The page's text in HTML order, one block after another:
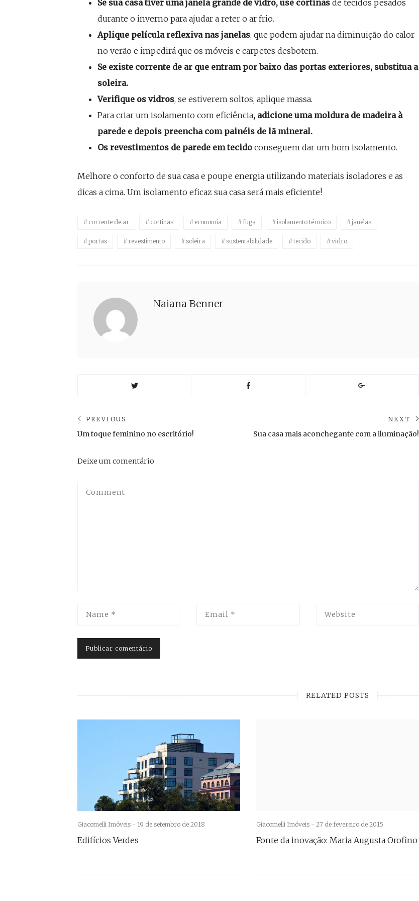
Se sua casa tiver uma janela grande de vidro, use cortinas de tecidos pesados
durante o inverno para ajudar a reter o ar frio.
Aplique película reflexiva nas janelas, que podem ajudar na diminuição do calor
no verão e impedirá que os móveis e carpetes desbotem.
Se existe corrente de ar que entram por baixo das portas exteriores, substitua a
soleira.
Verifique os vidros, se estiverem soltos, aplique massa.
Para criar um isolamento com eficiência, adicione uma moldura de madeira à
parede e depois preencha com painéis de lã mineral.
Os revestimentos de parede em tecido conseguem dar um bom isolamento.
Melhore o conforto de sua casa e poupe energia utilizando materiais isoladores e as
dicas a cima. Um isolamento eficaz sua casa será mais eficiente!
corrente de ar cortinas economia fuga isolamento térmico janelas
portas revestimento soleira sustentabilidade tecido vidro
Naiana Benner
Navegação
de
PREVIOUS
Previous
Um toque feminino no escritório!
NEXT
Sua casa mais aconchegante com a iluminação!
Deixe um comentário
RELATED POSTS
Giacomelli Imóveis - 19 de setembro de 2018
Edifícios Verdes
Giacomelli Imóveis - 27 de fevereiro de 2015
Fonte da inovação: Maria Augusta Orofino